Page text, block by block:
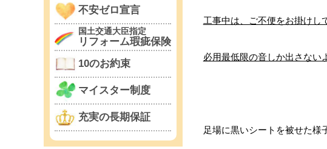
工事中は、ご不便をお掛けし
必用最低限の音しか出さない
足場に黒いシートを被せた様
不安ゼロ宣言
国土交通大臣指定
リフォーム瑕疵保険
10のお約束
マイスター制度
充実の長期保証